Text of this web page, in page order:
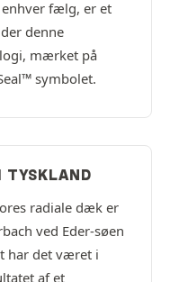
fælg, er et
denne
mærket på
symbolet.
TYSKLAND
radiale dæk er
ved Eder-søen
har det været i
af et